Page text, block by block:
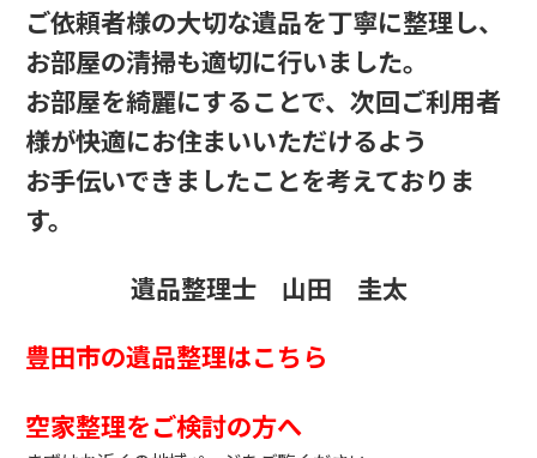
ご依頼者様の大切な遺品を丁寧に整理し、
お部屋の清掃も適切に行いました。
お部屋を綺麗にすることで、次回ご利用者
様が快適にお住まいいただけるよう
お手伝いできましたことを考えておりま
す。
遺品整理士 山田 圭太
豊田市の遺品整理はこちら
空家整理をご検討の方へ